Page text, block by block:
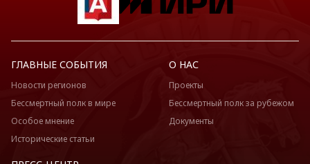
ГЛАВНЫЕ СОБЫТИЯ
Новости регионов
Бессмертный полк в мире
Особое мнение
Исторические статьи
О НАС
Проекты
Бессмертный полк за рубежом
Документы